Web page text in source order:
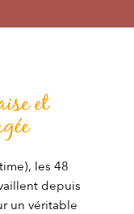
et
les 48
depuis
un véritable